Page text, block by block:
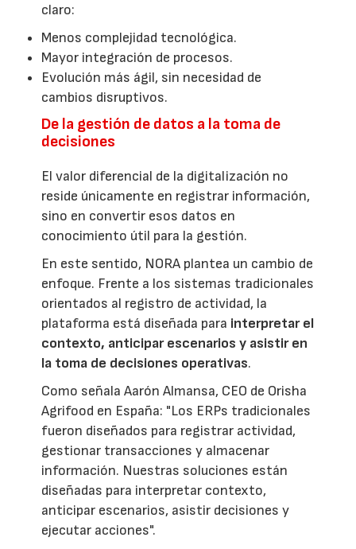
claro:
Menos complejidad tecnológica.
Mayor integración de procesos.
Evolución más ágil, sin necesidad de
cambios disruptivos.
De la gestión de datos a la toma de
decisiones
El valor diferencial de la digitalización no
reside únicamente en registrar información,
sino en convertir esos datos en
conocimiento útil para la gestión.
En este sentido, NORA plantea un cambio de
enfoque. Frente a los sistemas tradicionales
orientados al registro de actividad, la
plataforma está diseñada para interpretar el
contexto, anticipar escenarios y asistir en
la toma de decisiones operativas.
Como señala Aarón Almansa, CEO de Orisha
Agrifood en España: "Los ERPs tradicionales
fueron diseñados para registrar actividad,
gestionar transacciones y almacenar
información. Nuestras soluciones están
diseñadas para interpretar contexto,
anticipar escenarios, asistir decisiones y
ejecutar acciones".